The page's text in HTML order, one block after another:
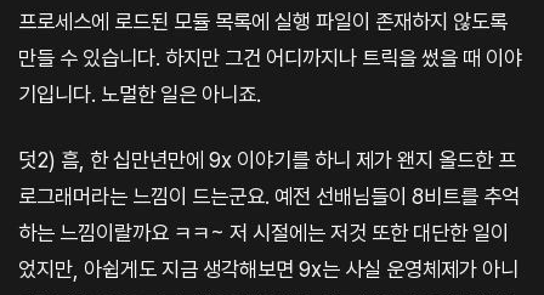
프로세스에 로드된 모듈 목록에 실행 파일이 존재하지 않도록
만들 수 있습니다. 하지만 그건 어디까지나 트릭을 썼을 때 이야
기입니다. 노멀한 일은 아니죠.
덧2) 흠, 한 십만년만에 9x 이야기를 하니 제가 왠지 올드한 프
로그래머라는 느낌이 드는군요. 예전 선배님들이 8비트를 추억
하는 느낌이랄까요 ㅋㅋ~ 저 시절에는 저것 또한 대단한 일이
었지만, 아쉽게도 지금 생각해보면 9x는 사실 운영체제가 아니